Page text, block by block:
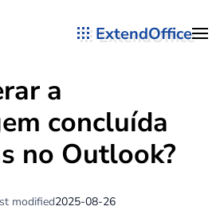
ExtendOffice
a
concluída
no Outlook?
modified2025-08-26